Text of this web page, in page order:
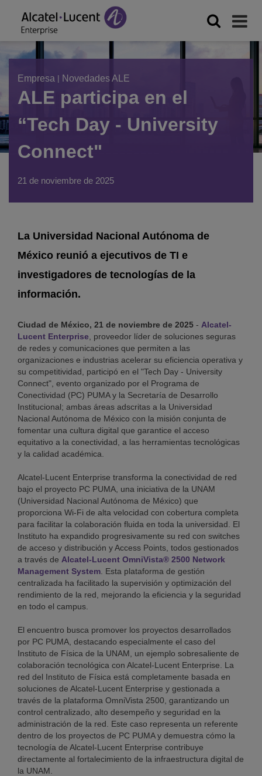
Empresa | Novedades ALE
ALE participa en el
“Tech Day - University
Connect"
21 de noviembre de 2025
La Universidad Nacional Autónoma de
México reunió a ejecutivos de TI e
investigadores de tecnologías de la
información.
Ciudad de México, 21 de noviembre de 2025 - Alcatel-
Lucent Enterprise , proveedor líder de soluciones seguras
de redes y comunicaciones que permiten a las
organizaciones e industrias acelerar su eficiencia operativa y
su competitividad, participó en el "Tech Day - University
Connect", evento organizado por el Programa de
Conectividad (PC) PUMA y la Secretaría de Desarrollo
Institucional; ambas áreas adscritas a la Universidad
Nacional Autónoma de México con la misión conjunta de
fomentar una cultura digital que garantice el acceso
equitativo a la conectividad, a las herramientas tecnológicas
y la calidad académica.
Alcatel-Lucent Enterprise transforma la conectividad de red
bajo el proyecto PC PUMA, una iniciativa de la UNAM
(Universidad Nacional Autónoma de México) que
proporciona Wi-Fi de alta velocidad con cobertura completa
para facilitar la colaboración fluida en toda la universidad. El
Instituto ha expandido progresivamente su red con switches
de acceso y distribución y Access Points, todos gestionados
a través de Alcatel-Lucent OmniVista® 2500 Network
Management System . Esta plataforma de gestión
centralizada ha facilitado la supervisión y optimización del
rendimiento de la red, mejorando la eficiencia y la seguridad
en todo el campus.
El encuentro busca promover los proyectos desarrollados
por PC PUMA, destacando especialmente el caso del
Instituto de Física de la UNAM, un ejemplo sobresaliente de
colaboración tecnológica con Alcatel-Lucent Enterprise. La
red del Instituto de Física está completamente basada en
soluciones de Alcatel-Lucent Enterprise y gestionada a
través de la plataforma OmniVista 2500, garantizando un
control centralizado, alto desempeño y seguridad en la
administración de la red. Este caso representa un referente
dentro de los proyectos de PC PUMA y demuestra cómo la
tecnología de Alcatel-Lucent Enterprise contribuye
directamente al fortalecimiento de la infraestructura digital de
la UNAM.